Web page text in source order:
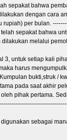
sepakat bahwa
dengan cara
per bulan.
sepakat bahwa
melalui
3, untuk setiap kali
harus
bukti,struk /
pada saat akhir
pihak pertama.
sebagai